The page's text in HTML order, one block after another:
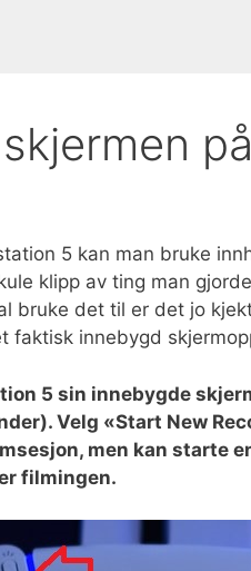
5 kan man bruke
klipp av ting man
bruke det til er det jo
faktisk innebygd
5 sin innebygde
Velg «Start New
men kan starte
filmingen.